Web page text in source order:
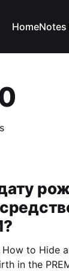
Home
How to Hide
in the